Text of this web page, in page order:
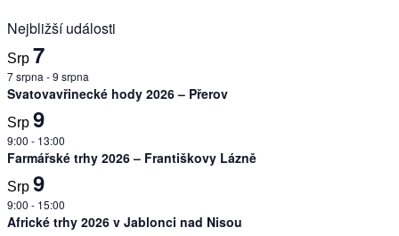
Nejbližší události
Srp 7
7 srpna -9 srpna
Svatovavřinecké hody 2026 – Přerov
Srp 9
9:00 - 13:00
Farmářské trhy 2026 – Františkovy Lázně
Srp 9
9:00 - 15:00
Africké trhy 2026 v Jablonci nad Nisou